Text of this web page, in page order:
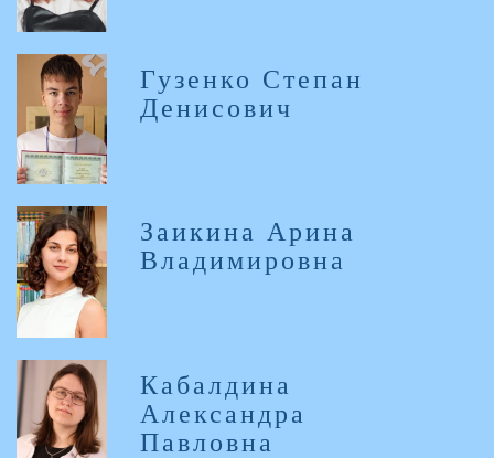
Гузенко Степан
Денисович
Заикина Арина
Владимировна
Кабалдина
Александра
Павловна